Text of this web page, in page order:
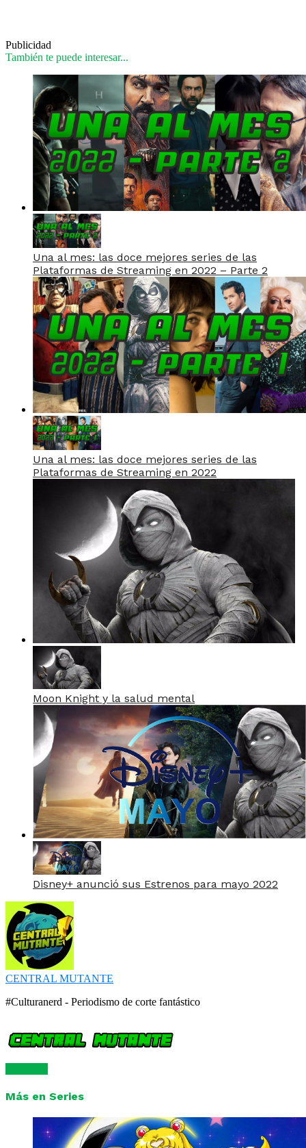
Publicidad
También te puede interesar...
Una al mes: las doce mejores series de las
Plataformas de Streaming en 2022 – Parte 2
Una al mes: las doce mejores series de las
Plataformas de Streaming en 2022
Moon Knight y la salud mental
Disney+ anunció sus Estrenos para mayo 2022
CENTRAL MUTANTE
#Culturanerd - Periodismo de corte fantástico
Más en Series